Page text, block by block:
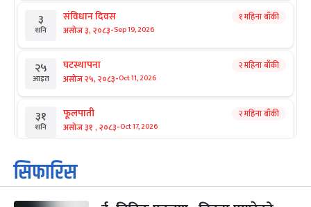
३
शनि
संविधान दिवस
असोज ३, २०८३-Sep 19, 2026
१ महिना बाँकी
२५
आइत
घटस्थापना
असोज २५, २०८३-Oct 11, 2026
२ महिना बाँकी
३१
शनि
फूलपाती
असोज ३१ , २०८३-Oct 17, 2026
२ महिना बाँकी
१
आइत
कार्तिक सङ्क्रान्ति
कार्तिक १, २०८३
सिफारिस